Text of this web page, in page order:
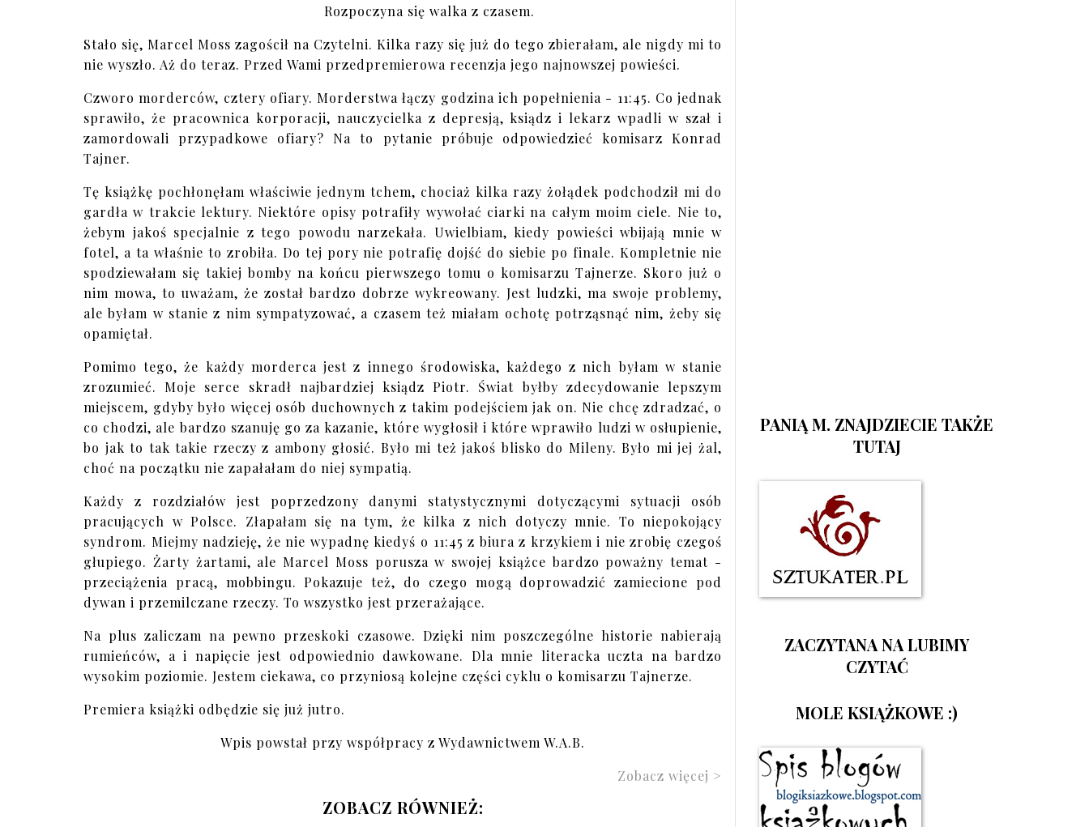
Rozpoczyna się walka z czasem.
Stało się, Marcel Moss zagościł na Czytelni. Kilka razy się już do tego zbierałam, ale nigdy mi to
nie wyszło. Aż do teraz. Przed Wami przedpremierowa recenzja jego najnowszej powieści.
Czworo morderców, cztery ofiary. Morderstwa łączy godzina ich popełnienia - 11:45. Co jednak
sprawiło, że pracownica korporacji, nauczycielka z depresją, ksiądz i lekarz wpadli w szał i
zamordowali przypadkowe ofiary? Na to pytanie próbuje odpowiedzieć komisarz Konrad
Tajner.
Tę książkę pochłonęłam właściwie jednym tchem, chociaż kilka razy żołądek podchodził mi do
gardła w trakcie lektury. Niektóre opisy potrafiły wywołać ciarki na całym moim ciele. Nie to,
żebym jakoś specjalnie z tego powodu narzekała. Uwielbiam, kiedy powieści wbijają mnie w
fotel, a ta właśnie to zrobiła. Do tej pory nie potrafię dojść do siebie po finale. Kompletnie nie
spodziewałam się takiej bomby na końcu pierwszego tomu o komisarzu Tajnerze. Skoro już o
nim mowa, to uważam, że został bardzo dobrze wykreowany. Jest ludzki, ma swoje problemy,
ale byłam w stanie z nim sympatyzować, a czasem też miałam ochotę potrząsnąć nim, żeby się
opamiętał.
Pomimo tego, że każdy morderca jest z innego środowiska, każdego z nich byłam w stanie
zrozumieć. Moje serce skradł najbardziej ksiądz Piotr. Świat byłby zdecydowanie lepszym
miejscem, gdyby było więcej osób duchownych z takim podejściem jak on. Nie chcę zdradzać, o
co chodzi, ale bardzo szanuję go za kazanie, które wygłosił i które wprawiło ludzi w osłupienie,
bo jak to tak takie rzeczy z ambony głosić. Było mi też jakoś blisko do Mileny. Było mi jej żal,
choć na początku nie zapałałam do niej sympatią.
Każdy z rozdziałów jest poprzedzony danymi statystycznymi dotyczącymi sytuacji osób
pracujących w Polsce. Złapałam się na tym, że kilka z nich dotyczy mnie. To niepokojący
syndrom. Miejmy nadzieję, że nie wypadnę kiedyś o 11:45 z biura z krzykiem i nie zrobię czegoś
głupiego. Żarty żartami, ale Marcel Moss porusza w swojej książce bardzo poważny temat -
przeciążenia pracą, mobbingu. Pokazuje też, do czego mogą doprowadzić zamiecione pod
dywan i przemilczane rzeczy. To wszystko jest przerażające.
Na plus zaliczam na pewno przeskoki czasowe. Dzięki nim poszczególne historie nabierają
rumieńców, a i napięcie jest odpowiednio dawkowane. Dla mnie literacka uczta na bardzo
wysokim poziomie. Jestem ciekawa, co przyniosą kolejne części cyklu o komisarzu Tajnerze.
Premiera książki odbędzie się już jutro.
Wpis powstał przy współpracy z Wydawnictwem W.A.B.
Zobacz więcej >
ZOBACZ RÓWNIEŻ:
PANIĄ M. ZNAJDZIECIE TAKŻE
TUTAJ
ZACZYTANA NA LUBIMY
CZYTAĆ
MOLE KSIĄŻKOWE :)